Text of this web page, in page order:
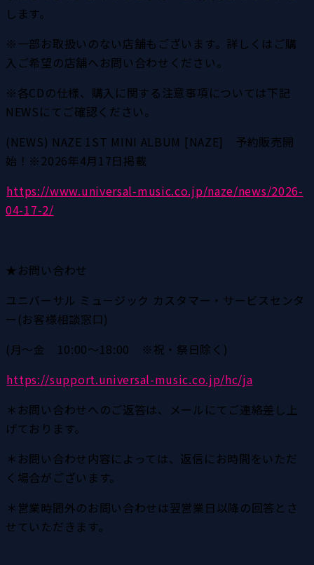
します。
※一部お取扱いのない店舗もございます。詳しくはご購
入ご希望の店舗へお問い合わせください。
※各CDの仕様、購入に関する注意事項については下記
NEWSにてご確認ください。
(NEWS) NAZE 1ST MINI ALBUM [NAZE]　予約販売開
始！※2026年4月17日掲載
https://www.universal-music.co.jp/naze/news/2026-
04-17-2/
★お問い合わせ
ユニバーサル ミュ－ジック カスタマー・サービスセンタ
ー(お客様相談窓口)
(月～金　10:00～18:00　※祝・祭日除く)
https://support.universal-music.co.jp/hc/ja
＊お問い合わせへのご返答は、メールにてご連絡差し上
げております。
＊お問い合わせ内容によっては、返信にお時間をいただ
く場合がございます。
＊営業時間外のお問い合わせは翌営業日以降の回答とさ
せていただきます。